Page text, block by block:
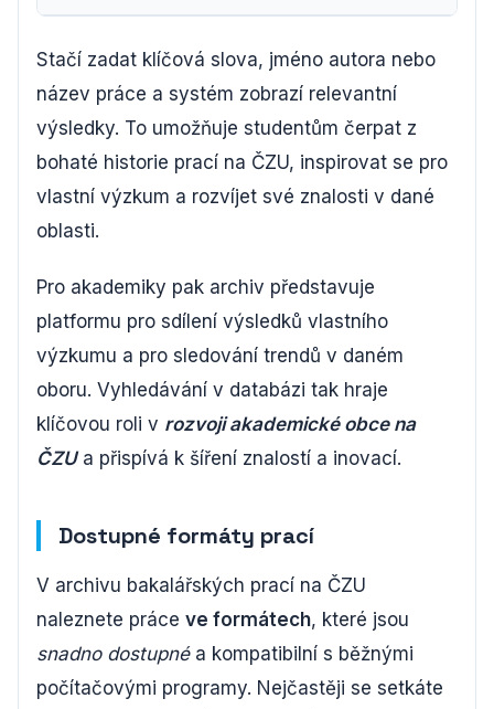
Stačí zadat klíčová slova, jméno autora nebo
název práce a systém zobrazí relevantní
výsledky. To umožňuje studentům čerpat z
bohaté historie prací na ČZU, inspirovat se pro
vlastní výzkum a rozvíjet své znalosti v dané
oblasti.
Pro akademiky pak archiv představuje
platformu pro sdílení výsledků vlastního
výzkumu a pro sledování trendů v daném
oboru. Vyhledávání v databázi tak hraje
klíčovou roli v rozvoji akademické obce na
ČZUa přispívá k šíření znalostí a inovací.
Dostupné formáty prací
V archivu bakalářských prací na ČZU
naleznete práce ve formátech, které jsou
snadno dostupnéa kompatibilní s běžnými
počítačovými programy. Nejčastěji se setkáte